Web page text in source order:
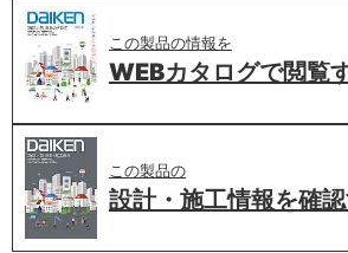
この製品の情報を
WEBカタログで閲覧
この製品の
設計・施工情報を確